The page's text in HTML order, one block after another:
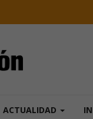
ACTUALIDAD